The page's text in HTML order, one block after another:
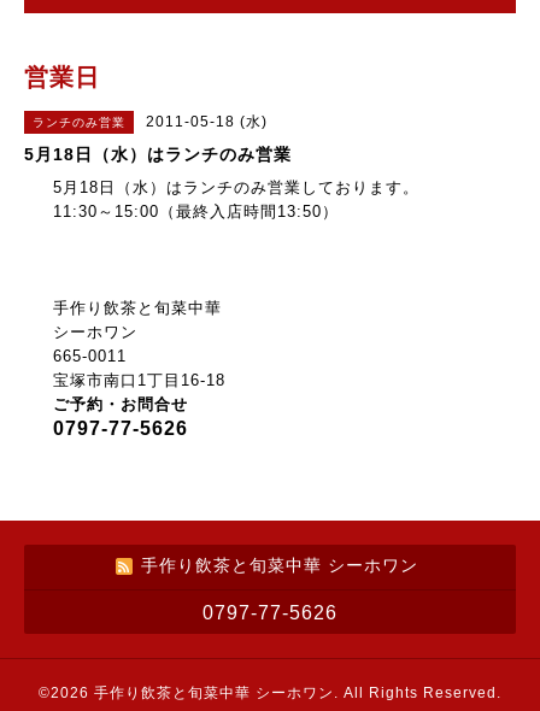
営業日
ランチのみ営業 2011-05-18 (水)
5月18日（水）はランチのみ営業
5月18日（水）はランチのみ営業しております。
11:30～15:00（最終入店時間13:50）
手作り飲茶と旬菜中華
シーホワン
665-0011
宝塚市南口1丁目16-18
ご予約・お問合せ
0797-77-5626
手作り飲茶と旬菜中華 シーホワン
0797-77-5626
©2026 手作り飲茶と旬菜中華 シーホワン . All Rights Reserved.